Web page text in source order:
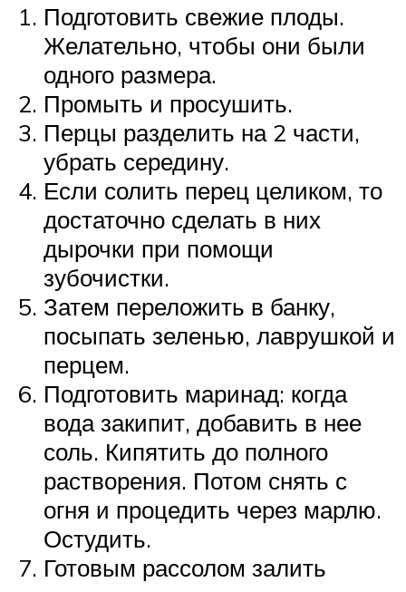
Подготовить свежие плоды.
Желательно, чтобы они были
одного размера.
Промыть и просушить.
Перцы разделить на 2 части,
убрать середину.
Если солить перец целиком, то
достаточно сделать в них
дырочки при помощи
зубочистки.
Затем переложить в банку,
посыпать зеленью, лаврушкой и
перцем.
Подготовить маринад: когда
вода закипит, добавить в нее
соль. Кипятить до полного
растворения. Потом снять с
огня и процедить через марлю.
Остудить.
Готовым рассолом залить